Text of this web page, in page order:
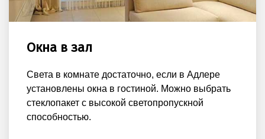
Окна в зал
Света в комнате достаточно, если в Адлере
установлены окна в гостиной. Можно выбрать
стеклопакет с высокой светопропускной
способностью.